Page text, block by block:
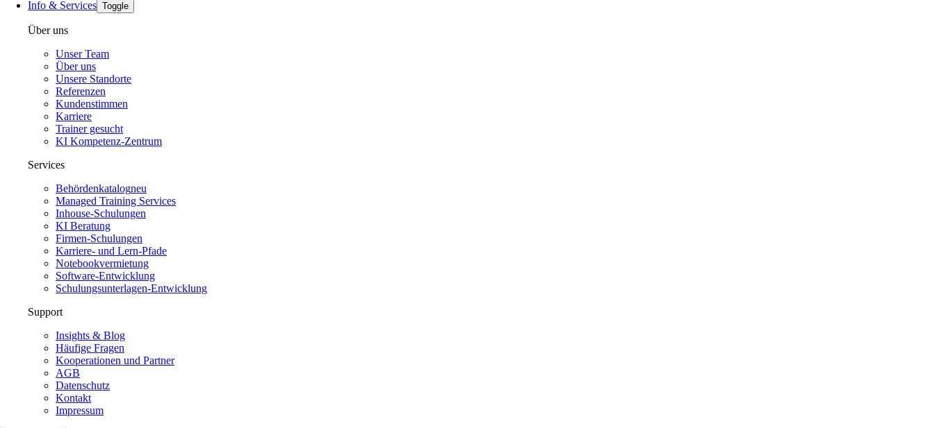
Info & Services Toggle
Über uns
Unser Team
Über uns
Unsere Standorte
Referenzen
Kundenstimmen
Karriere
Trainer gesucht
KI Kompetenz-Zentrum
Services
Behördenkatalogneu
Managed Training Services
Inhouse-Schulungen
KI Beratung
Firmen-Schulungen
Karriere- und Lern-Pfade
Notebookvermietung
Software-Entwicklung
Schulungsunterlagen-Entwicklung
Support
Insights & Blog
Häufige Fragen
Kooperationen und Partner
AGB
Datenschutz
Kontakt
Impressum